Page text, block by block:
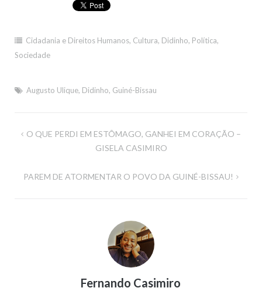
Cidadania e Direitos Humanos, Cultura, Didinho, Política,
Sociedade
Augusto Ulique, Didinho, Guiné-Bissau
Navegação
O QUE PERDI EM ESTÔMAGO, GANHEI EM CORAÇÃO –
GISELA CASIMIRO
PAREM DE ATORMENTAR O POVO DA GUINÉ-BISSAU!
Fernando Casimiro